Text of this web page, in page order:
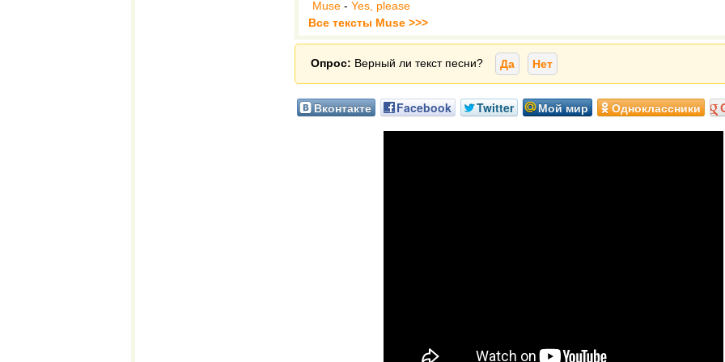
Muse - Yes, please
Все тексты Muse >>>
Опрос: Верный ли текст песни? Да Нет
Вконтакте Facebook Twitter Мой мир Одноклассники